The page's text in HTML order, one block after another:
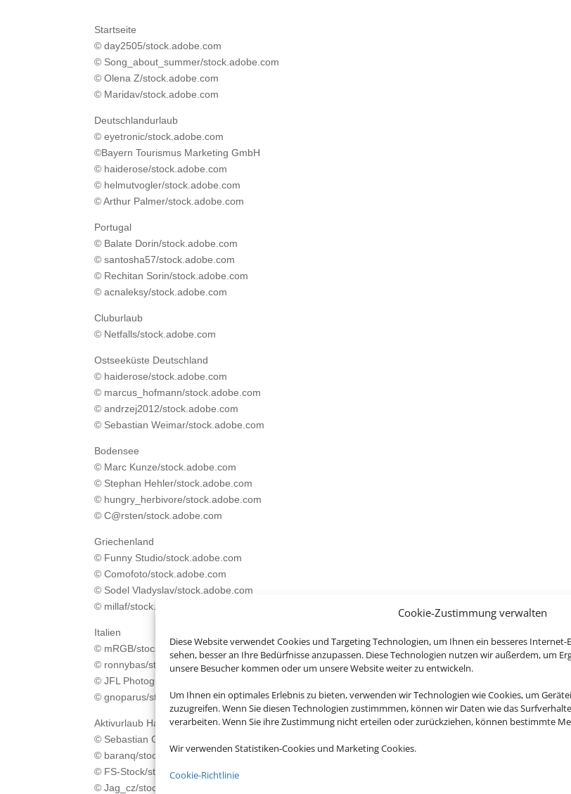
Cookie-Zustimmung verwalten
Diese Website verwendet Cookies und Targeting Technologien, um Ihnen ein besseres
sehen, besser an Ihre Bedürfnisse anzupassen. Diese Technologien nutzen wir außerdem, um
unsere Besucher kommen oder um unsere Website weiter zu entwickeln.
Um Ihnen ein optimales Erlebnis zu bieten, verwenden wir Technologien wie Cookies, um
zuzugreifen. Wenn Sie diesen Technologien zustimmmen, können wir Daten wie das
verarbeiten. Wenn Sie ihre Zustimmung nicht erteilen oder zurückziehen, können bestimmte
Wir verwenden Statistiken-Cookies und Marketing Cookies.
Cookie-Richtlinie
Startseite
© day2505/stock.adobe.com
© Song_about_summer/stock.adobe.com
© Olena Z/stock.adobe.com
© Maridav/stock.adobe.com
Deutschlandurlaub
© eyetronic/stock.adobe.com
©Bayern Tourismus Marketing GmbH
© haiderose/stock.adobe.com
© helmutvogler/stock.adobe.com
© Arthur Palmer/stock.adobe.com
Portugal
© Balate Dorin/stock.adobe.com
© santosha57/stock.adobe.com
© Rechitan Sorin/stock.adobe.com
© acnaleksy/stock.adobe.com
Cluburlaub
© Netfalls/stock.adobe.com
Ostseeküste Deutschland
© haiderose/stock.adobe.com
© marcus_hofmann/stock.adobe.com
© andrzej2012/stock.adobe.com
© Sebastian Weimar/stock.adobe.com
Bodensee
© Marc Kunze/stock.adobe.com
© Stephan Hehler/stock.adobe.com
© hungry_herbivore/stock.adobe.com
© C@rsten/stock.adobe.com
Griechenland
© Funny Studio/stock.adobe.com
© Comofoto/stock.adobe.com
© Sodel Vladyslav/stock.adobe.com
© millaf/stock.adobe.com
Italien
© mRGB/stock.adobe.com
© ronnybas/stock.adobe.com
© JFL Photography/stock.adobe.com
© gnoparus/stock.adobe.com
Aktivurlaub Harz
© Sebastian Grote/stock.adobe.com
© baranq/stock.adobe.com
© FS-Stock/stock.adobe.com
© Jag_cz/stock.adobe.com